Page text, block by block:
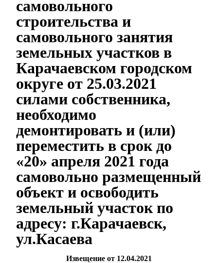
самовольного
строительства и
самовольного занятия
земельных участков в
Карачаевском городском
округе от 25.03.2021
силами собственника,
необходимо
демонтировать и (или)
переместить в срок до
«20» апреля 2021 года
самовольно размещенный
объект и освободить
земельный участок по
адресу: г.Карачаевск,
ул.Касаева
Извещение от 12.04.2021